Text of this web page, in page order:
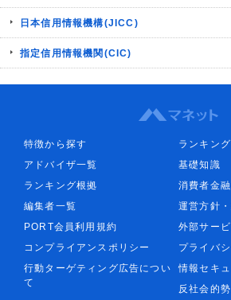
日本信用情報機構(JICC)
指定信用情報機関(CIC)
特徴から探す
ランキング
アドバイザ一覧
基礎知識
ランキング根拠
消費者金
編集者一覧
運営方針
PORT会員利用規約
外部サー
コンプライアンスポリシー
プライバ
行動ターゲティング広告につい
て
情報セキ
反社会的